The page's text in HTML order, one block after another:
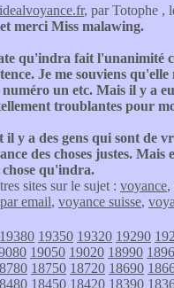
idealvoyance.fr, par Totophe ,
merci Miss malawing.
qu'indra fait l'unanimité
Je me souviens
numéro un etc. Mais il y a
troublantes pour
il y a des gens qui sont de
des choses justes. Mais
chose qu'indra.
sites sur le sujet : voyance,
email, voyance suisse,
19380 19350 19320 19290
19050 19020 18990
18750 18720 18690
18450 18420 18390